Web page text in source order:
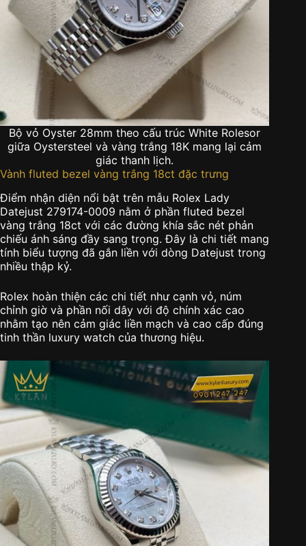
Bộ vỏ Oyster 28mm theo cấu trúc White Rolesor
giữa Oystersteel và vàng trắng 18K mang lại cảm
giác thanh lịch.
Vành fluted bezel vàng trắng 18ct đặc trưng
Điểm nhận diện nổi bật trên mẫu Rolex Lady
Datejust 279174-0009 nằm ở phần fluted bezel
vàng trắng 18ct với các đường khía sắc nét phản
chiếu ánh sáng đầy sang trọng. Đây là chi tiết mang
tính biểu tượng đã gắn liền với dòng Datejust trong
nhiều thập kỷ.
Rolex hoàn thiện các chi tiết như cạnh vỏ, núm
chỉnh giờ và phần nối dây với độ chính xác cao
nhằm tạo nên cảm giác liền mạch và cao cấp đúng
tinh thần luxury watch của thương hiệu.